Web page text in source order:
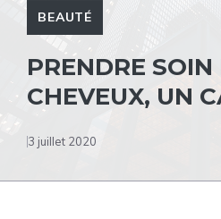
BEAUTÉ
PRENDRE SOIN
CHEVEUX, UN
3 juillet 2020